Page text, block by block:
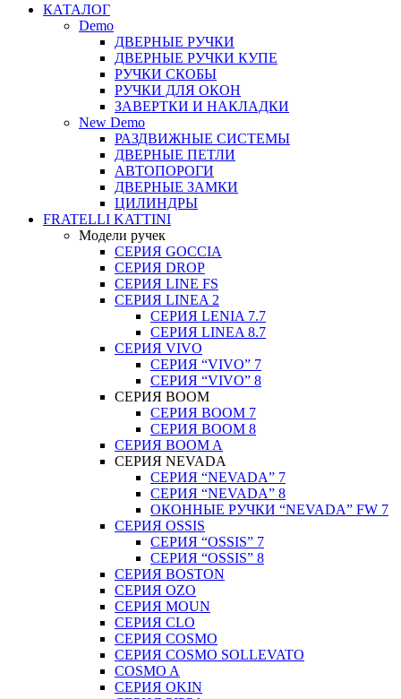
КАТАЛОГ
Demo
ДВЕРНЫЕ РУЧКИ
ДВЕРНЫЕ РУЧКИ КУПЕ
РУЧКИ СКОБЫ
РУЧКИ ДЛЯ ОКОН
ЗАВЕРТКИ И НАКЛАДКИ
New Demo
РАЗДВИЖНЫЕ СИСТЕМЫ
ДВЕРНЫЕ ПЕТЛИ
АВТОПОРОГИ
ДВЕРНЫЕ ЗАМКИ
ЦИЛИНДРЫ
FRATELLI KATTINI
Модели ручек
СЕРИЯ GOCCIA
СЕРИЯ DROP
СЕРИЯ LINE FS
СЕРИЯ LINEA 2
СЕРИЯ LENIA 7.7
СЕРИЯ LINEA 8.7
СЕРИЯ VIVO
СЕРИЯ “VIVO” 7
СЕРИЯ “VIVO” 8
СЕРИЯ ВOOM
СЕРИЯ ВOOM 7
СЕРИЯ ВOOM 8
СЕРИЯ ВOOM A
СЕРИЯ NEVADA
СЕРИЯ “NEVADA” 7
СЕРИЯ “NEVADA” 8
ОКОННЫЕ РУЧКИ “NEVADA” FW 7
СЕРИЯ OSSIS
СЕРИЯ “OSSIS” 7
СЕРИЯ “OSSIS” 8
СЕРИЯ ВOSTON
CЕРИЯ OZO
СЕРИЯ MOUN
СЕРИЯ CLO
СЕРИЯ COSMO
СЕРИЯ COSMO SOLLEVATO
COSMO A
СЕРИЯ OKIN